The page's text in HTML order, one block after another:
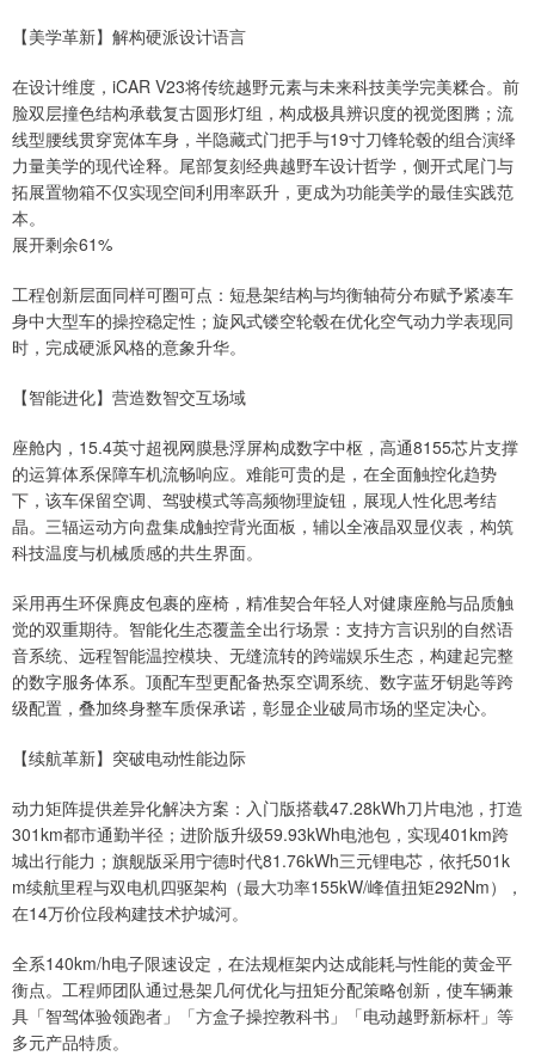
【美学革新】解构硬派设计语言
在设计维度，iCAR V23将传统越野元素与未来科技美学完美糅合。前
脸双层撞色结构承载复古圆形灯组，构成极具辨识度的视觉图腾；流
线型腰线贯穿宽体车身，半隐藏式门把手与19寸刀锋轮毂的组合演绎
力量美学的现代诠释。尾部复刻经典越野车设计哲学，侧开式尾门与
拓展置物箱不仅实现空间利用率跃升，更成为功能美学的最佳实践范
本。
展开剩余61%
工程创新层面同样可圈可点：短悬架结构与均衡轴荷分布赋予紧凑车
身中大型车的操控稳定性；旋风式镂空轮毂在优化空气动力学表现同
时，完成硬派风格的意象升华。
【智能进化】营造数智交互场域
座舱内，15.4英寸超视网膜悬浮屏构成数字中枢，高通8155芯片支撑
的运算体系保障车机流畅响应。难能可贵的是，在全面触控化趋势
下，该车保留空调、驾驶模式等高频物理旋钮，展现人性化思考结
晶。三辐运动方向盘集成触控背光面板，辅以全液晶双显仪表，构筑
科技温度与机械质感的共生界面。
采用再生环保麂皮包裹的座椅，精准契合年轻人对健康座舱与品质触
觉的双重期待。智能化生态覆盖全出行场景：支持方言识别的自然语
音系统、远程智能温控模块、无缝流转的跨端娱乐生态，构建起完整
的数字服务体系。顶配车型更配备热泵空调系统、数字蓝牙钥匙等跨
级配置，叠加终身整车质保承诺，彰显企业破局市场的坚定决心。
【续航革新】突破电动性能边际
动力矩阵提供差异化解决方案：入门版搭载47.28kWh刀片电池，打造
301km都市通勤半径；进阶版升级59.93kWh电池包，实现401km跨
城出行能力；旗舰版采用宁德时代81.76kWh三元锂电芯，依托501k
m续航里程与双电机四驱架构（最大功率155kW/峰值扭矩292Nm），
在14万价位段构建技术护城河。
全系140km/h电子限速设定，在法规框架内达成能耗与性能的黄金平
衡点。工程师团队通过悬架几何优化与扭矩分配策略创新，使车辆兼
具「智驾体验领跑者」「方盒子操控教科书」「电动越野新标杆」等
多元产品特质。